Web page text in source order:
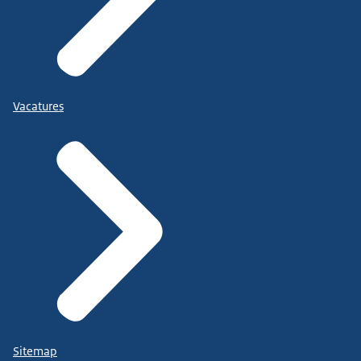
Vacatures
Sitemap